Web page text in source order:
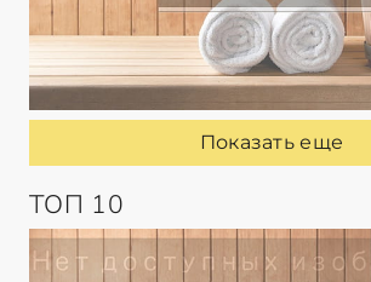
Показать еще
ТОП 10